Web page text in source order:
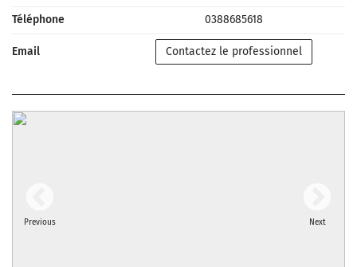
Téléphone
0388685618
Email Contactez le professionnel
Previous Next